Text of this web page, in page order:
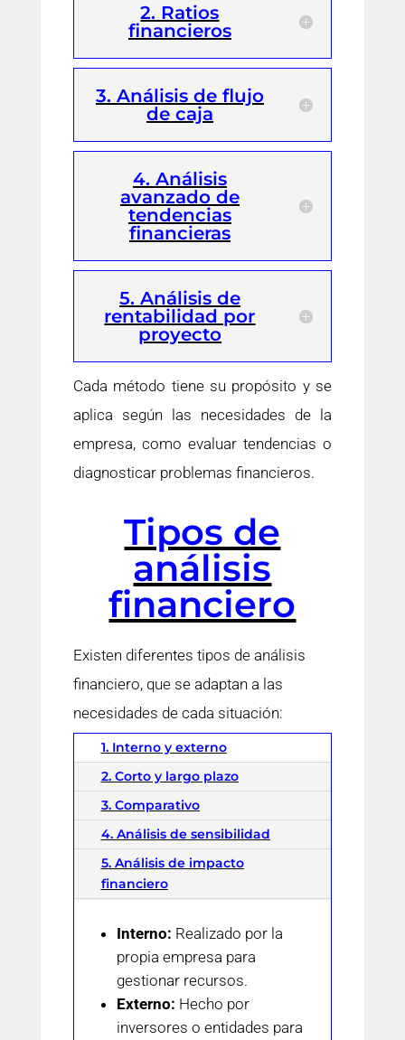
2. Ratios
financieros
3. Análisis de flujo
de caja
4. Análisis
avanzado de
tendencias
financieras
5. Análisis de
rentabilidad por
proyecto
Cada método tiene su propósito y se
aplica según las necesidades de la
empresa, como evaluar tendencias o
diagnosticar problemas financieros.
Tipos de
análisis
financiero
Existen diferentes tipos de análisis
financiero, que se adaptan a las
necesidades de cada situación:
1. Interno y externo
2. Corto y largo plazo
3. Comparativo
4. Análisis de sensibilidad
5. Análisis de impacto
financiero
Interno: Realizado por la
propia empresa para
gestionar recursos.
Externo: Hecho por
inversores o entidades para